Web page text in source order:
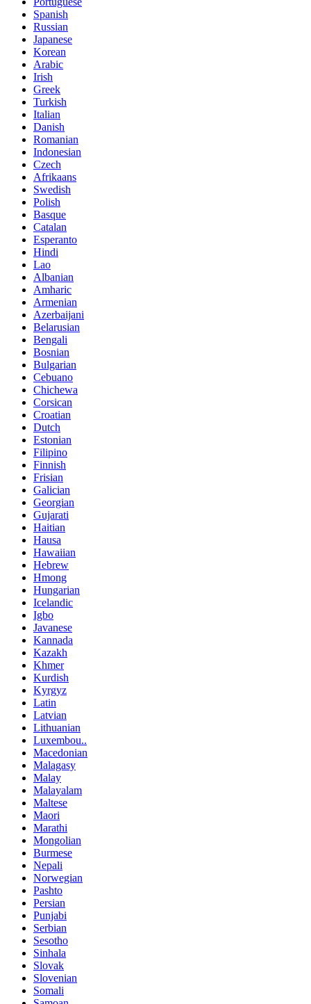
Spanish
Russian
Japanese
Korean
Arabic
Irish
Greek
Turkish
Italian
Danish
Romanian
Indonesian
Czech
Afrikaans
Swedish
Polish
Basque
Catalan
Esperanto
Hindi
Lao
Albanian
Amharic
Armenian
Azerbaijani
Belarusian
Bengali
Bosnian
Bulgarian
Cebuano
Chichewa
Corsican
Croatian
Dutch
Estonian
Filipino
Finnish
Frisian
Galician
Georgian
Gujarati
Haitian
Hausa
Hawaiian
Hebrew
Hmong
Hungarian
Icelandic
Igbo
Javanese
Kannada
Kazakh
Khmer
Kurdish
Kyrgyz
Latin
Latvian
Lithuanian
Luxembou..
Macedonian
Malagasy
Malay
Malayalam
Maltese
Maori
Marathi
Mongolian
Burmese
Nepali
Norwegian
Pashto
Persian
Punjabi
Serbian
Sesotho
Sinhala
Slovak
Slovenian
Somali